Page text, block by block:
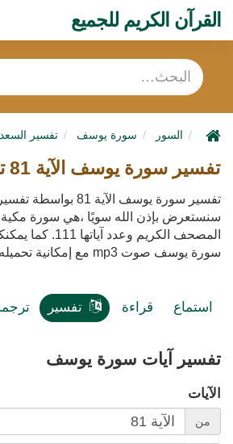
القرآن الكريم للجميع
السور سورة يوسف تفسير
تفسير سورة يوسف الآية 81 تفسير السعدي
تفسير سورة يوسف الآية
المصحف الكريم وعدد
سورة يوسف صوت mp3 مع إمكانية تحميله
استماع قراءة تفسير
تفسير آيات سورة يوسف
الآيات
من